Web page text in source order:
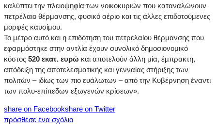
καλύπτει την πλειοψηφία των νοικοκυριών που καταναλώνουν
πετρέλαιο θέρμανσης, φυσικό αέριο και τις άλλες επιδοτούμενες
μορφές καυσίμου.
Το μέτρο αυτό και η επιδότηση του πετρελαίου θέρμανσης που
εφαρμόστηκε στην αντλία έχουν συνολικό δημοσιονομικό
κόστος 520 εκατ. ευρώ και αποτελούν άλλη μία, έμπρακτη,
απόδειξη της αποτελεσματικής και γενναίας στήριξης των
πολιτών – ιδίως των πιο ευάλωτων – από την Κυβέρνηση έναντι
των πολυ-επίπεδων εξωγενών κρίσεων».
share on Facebookshare on Twitter
πρόσθεσε ένα σχόλιο